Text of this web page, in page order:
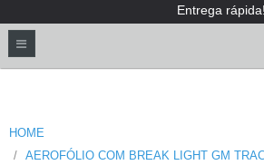
Entrega rápida!
HOME
AEROFÓLIO COM BREAK LIGHT GM